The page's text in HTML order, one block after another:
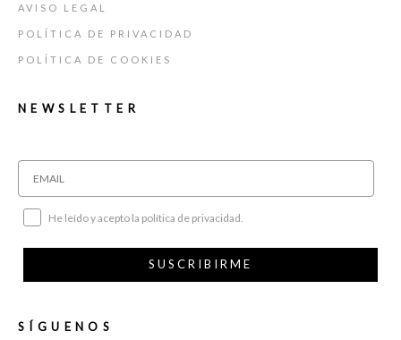
AVISO LEGAL
POLÍTICA DE PRIVACIDAD
POLÍTICA DE COOKIES
NEWSLETTER
He leído y acepto la política de privacidad.
SUSCRIBIRME
SÍGUENOS